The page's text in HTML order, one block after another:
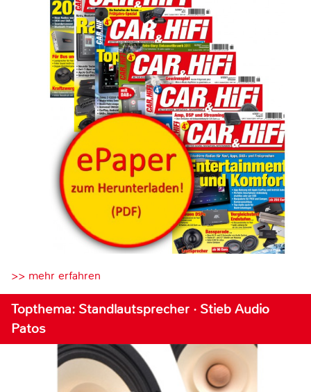
>> mehr erfahren
Topthema: Standlautsprecher · Stieb Audio
Patos